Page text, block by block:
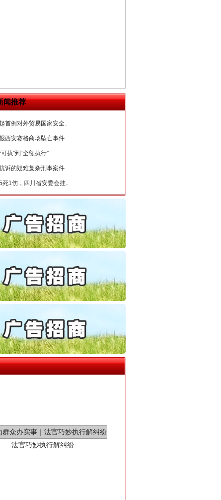
闻推荐
家美国实体采取反制措..
首例对外贸易国家安全..
西安赛格商场坠亡事件
可执”到“全额执行”
诉的疑难复杂刑事案件
死1伤，四川省安委会挂..
家车群死群伤事故多发..
条伤亲情 巡回调解促和..
，离婚时为何要分走一..
不得录用为公务员
安厅征集新型黑恶违法..
家美国实体采取反制措..
首例对外贸易国家安全..
报西安赛格商场坠亡事件
执”到“全额执行”
诉的疑难复杂刑事案件
死1伤，四川省安委会挂..
“神药”背后的真相